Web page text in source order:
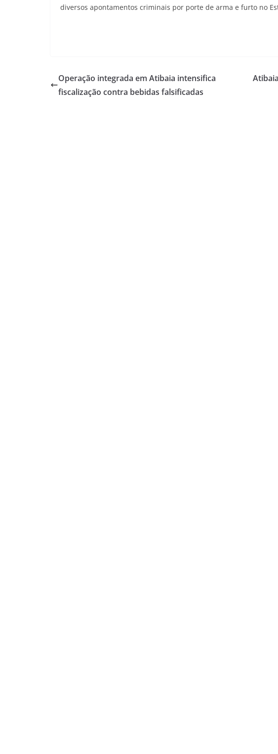
diversos apontamentos criminais por porte de arma e furto no
Operação integrada em Atibaia intensifica
fiscalização contra bebidas falsificadas